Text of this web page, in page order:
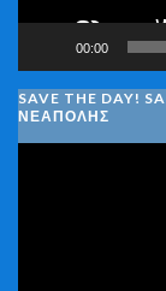
00:00
SAVE THE DAY!
ΝΕΑΠΟΛΗΣ